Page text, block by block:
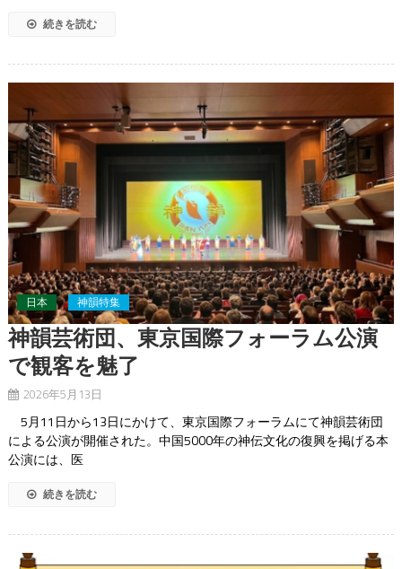
続きを読む
日本 神韻特集
神韻芸術団、東京国際フォーラム公演
で観客を魅了
2026年5月13日
5月11日から13日にかけて、東京国際フォーラムにて神韻芸術団
による公演が開催された。中国5000年の神伝文化の復興を掲げる本
公演には、医
続きを読む